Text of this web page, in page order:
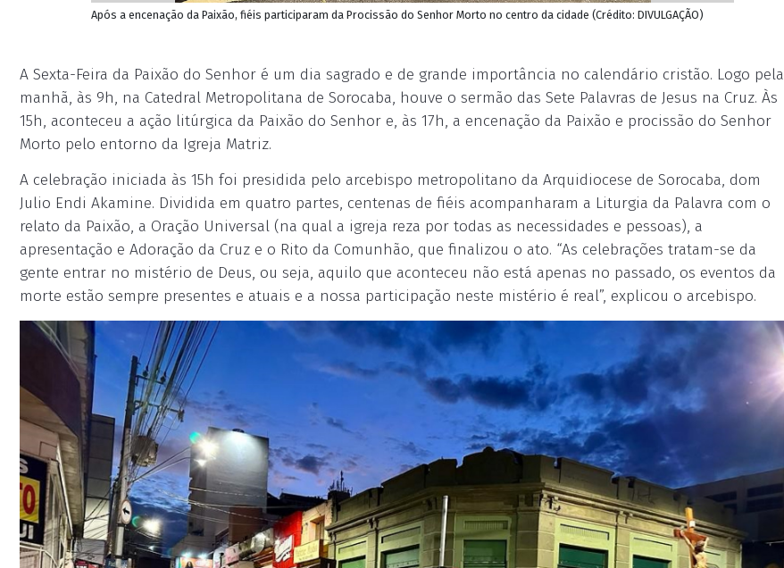
Após a encenação da Paixão, fiéis participaram da Procissão do Senhor Morto no centro da cidade (Crédito: DIVULGAÇÃO)
A Sexta-Feira da Paixão do Senhor é um dia sagrado e de grande importância no calendário cristão. Logo pela
manhã, às 9h, na Catedral Metropolitana de Sorocaba, houve o sermão das Sete Palavras de Jesus na Cruz. Às
15h, aconteceu a ação litúrgica da Paixão do Senhor e, às 17h, a encenação da Paixão e procissão do Senhor
Morto pelo entorno da Igreja Matriz.
A celebração iniciada às 15h foi presidida pelo arcebispo metropolitano da Arquidiocese de Sorocaba, dom
Julio Endi Akamine. Dividida em quatro partes, centenas de fiéis acompanharam a Liturgia da Palavra com o
relato da Paixão, a Oração Universal (na qual a igreja reza por todas as necessidades e pessoas), a
apresentação e Adoração da Cruz e o Rito da Comunhão, que finalizou o ato. “As celebrações tratam-se da
gente entrar no mistério de Deus, ou seja, aquilo que aconteceu não está apenas no passado, os eventos da
morte estão sempre presentes e atuais e a nossa participação neste mistério é real”, explicou o arcebispo.